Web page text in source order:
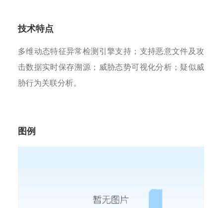
技术特点
多维动态特征异常检测引擎支持；支持恶意文件及攻
击数据实时保存溯源；威胁态势可视化分析；疑似威
胁行为关联分析。
图例